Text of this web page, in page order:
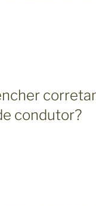
condutor?